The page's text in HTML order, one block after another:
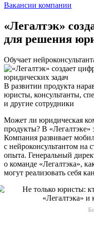
Вакансии компании
«Легалтэк»
для решения
Обучает
В развитии продукта
юристы, консультанты,
и другие сотрудники
Может ли юридическая
продукты? В «Легалтэке»
Компания развивает
с нейроконсультантом на
опыта. Генеральный
о команде «Легалтэка»,
могут реализовать себя